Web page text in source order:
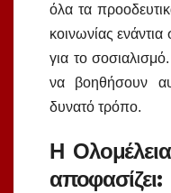
όλα τα
κοινωνίας
για το
να βοηθήσουν
δυνατό τρόπο.
Η
αποφασίζει: